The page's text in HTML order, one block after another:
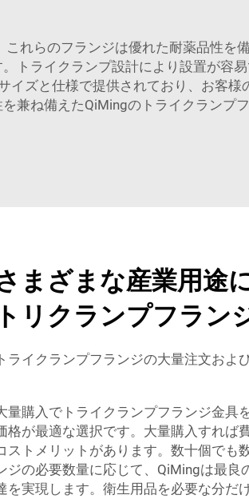
れらのフランジは優れた耐薬品性を
トライクランプ設計により設置が容
ズと仕様で提供されており、お客様
兼ね備えたQiMingのトライクランプ
まざまな産業用途
トリクランプフラン
トライクランプフランジの大量注文およ
量購入でトライクランプフランジ金具
格が最適な選択です。大量購入すれば
ストメリットがあります。数十個でも
ジの必要数量に応じて、QiMingは最良
を実現します。衛生用品を必要な分だ